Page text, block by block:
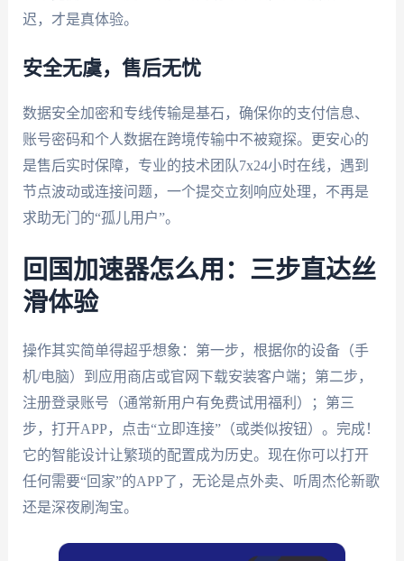
迟，才是真体验。
安全无虞，售后无忧
数据安全加密和专线传输是基石，确保你的支付信息、
账号密码和个人数据在跨境传输中不被窥探。更安心的
是售后实时保障，专业的技术团队7x24小时在线，遇到
节点波动或连接问题，一个提交立刻响应处理，不再是
求助无门的“孤儿用户”。
回国加速器怎么用：三步直达丝
滑体验
操作其实简单得超乎想象：第一步，根据你的设备（手
机/电脑）到应用商店或官网下载安装客户端；第二步，
注册登录账号（通常新用户有免费试用福利）；第三
步，打开APP，点击“立即连接”（或类似按钮）。完成！
它的智能设计让繁琐的配置成为历史。现在你可以打开
任何需要“回家”的APP了，无论是点外卖、听周杰伦新歌
还是深夜刷淘宝。